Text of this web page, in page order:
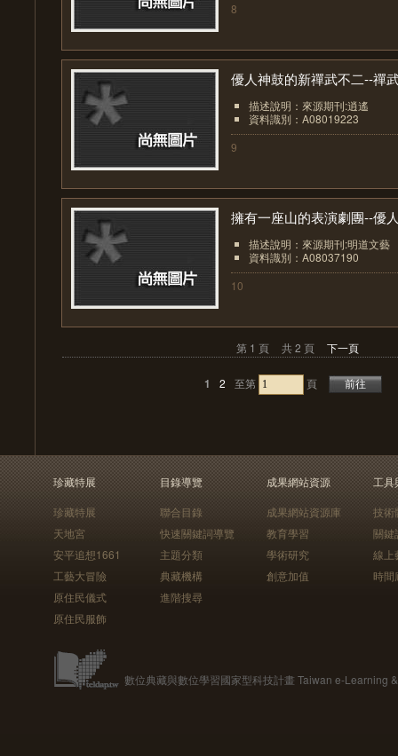
8
優人神鼓的新禪武不二--禪
描述說明：來源期刊:逍遙
資料識別：A08019223
9
擁有一座山的表演劇團--優
描述說明：來源期刊:明道文藝
資料識別：A08037190
10
第 1 頁 共 2 頁 下一頁
1 2 至第 頁
珍藏特展
珍藏特展
天地宮
安平追想1661
工藝大冒險
原住民儀式
原住民服飾
目錄導覽
聯合目錄
快速關鍵詞導覽
主題分類
典藏機構
進階搜尋
成果網站資源
成果網站資源庫
教育學習
學術研究
創意加值
工具
技術
關鍵
線上
時間
數位典藏與數位學習國家型科技計畫 Taiwan e-Learning